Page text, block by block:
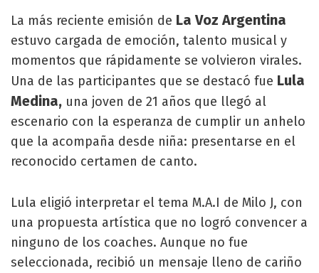
La más reciente emisión de La Voz Argentina
estuvo cargada de emoción, talento musical y
momentos que rápidamente se volvieron virales.
Una de las participantes que se destacó fue Lula
Medina, una joven de 21 años que llegó al
escenario con la esperanza de cumplir un anhelo
que la acompaña desde niña: presentarse en el
reconocido certamen de canto.
Lula eligió interpretar el tema M.A.I de Milo J, con
una propuesta artística que no logró convencer a
ninguno de los coaches. Aunque no fue
seleccionada, recibió un mensaje lleno de cariño